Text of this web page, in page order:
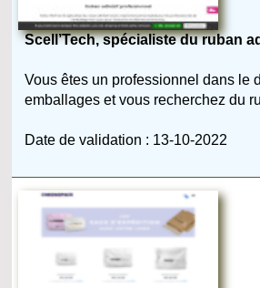
Scell’Tech, spécialiste du ruban
Vous êtes un professionnel dans le
emballages et vous recherchez du
Date de validation : 13-10-2022